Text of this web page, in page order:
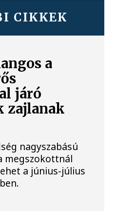
CIKKEK
a
járó
zajlanak
nagyszabású
megszokottnál
a június-július